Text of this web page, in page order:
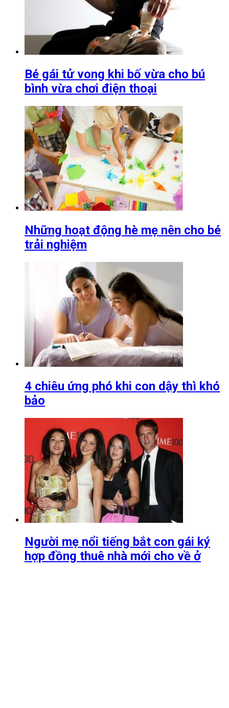
Bé gái tử vong khi bố vừa cho bú
bình vừa chơi điện thoại
Những hoạt động hè mẹ nên cho bé
trải nghiệm
4 chiêu ứng phó khi con dậy thì khó
bảo
Người mẹ nổi tiếng bắt con gái ký
hợp đồng thuê nhà mới cho về ở